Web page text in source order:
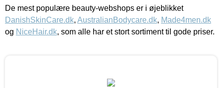
De mest populære beauty-webshops er i øjeblikket
DanishSkinCare.dk, AustralianBodycare.dk, Made4men.dk
og NiceHair.dk, som alle har et stort sortiment til gode priser.